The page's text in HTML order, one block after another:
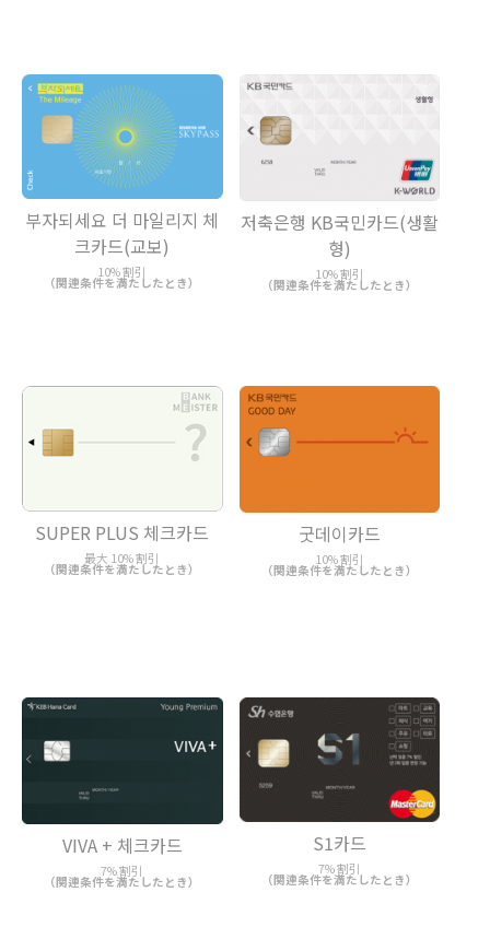
부자되세요 더 마일리지 체
크카드(교보)
10% 割引
（関連条件を満たしたとき）
저축은행 KB국민카드(생활
형)
10% 割引
（関連条件を満たしたとき）
SUPER PLUS 체크카드
最大 10% 割引
（関連条件を満たしたとき）
굿데이카드
10% 割引
（関連条件を満たしたとき）
VIVA + 체크카드
7% 割引
（関連条件を満たしたとき）
S1카드
7% 割引
（関連条件を満たしたとき）